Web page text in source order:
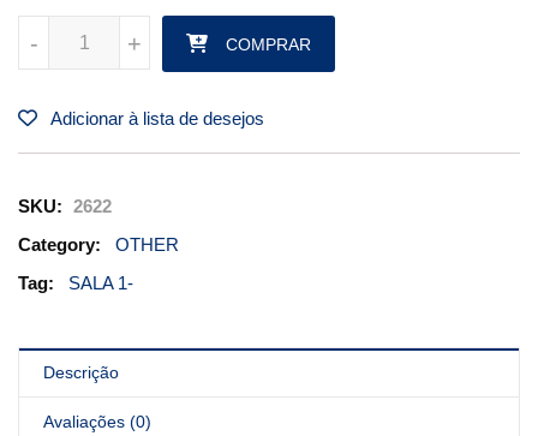
ANEL DE VEDAÇÃO PN AS3209-009 quantidade
+
- +
- COMPRAR
Adicionar à lista de desejos
SKU: 2622
Category:
OTHER
Tag:
SALA 1-
Descrição
Avaliações (0)